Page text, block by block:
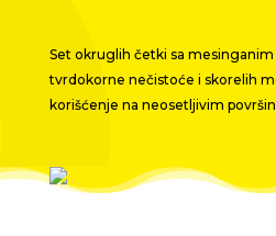
Set okruglih četki sa
tvrdokorne nečistoće i skorelih
korišćenje na neosetljivim